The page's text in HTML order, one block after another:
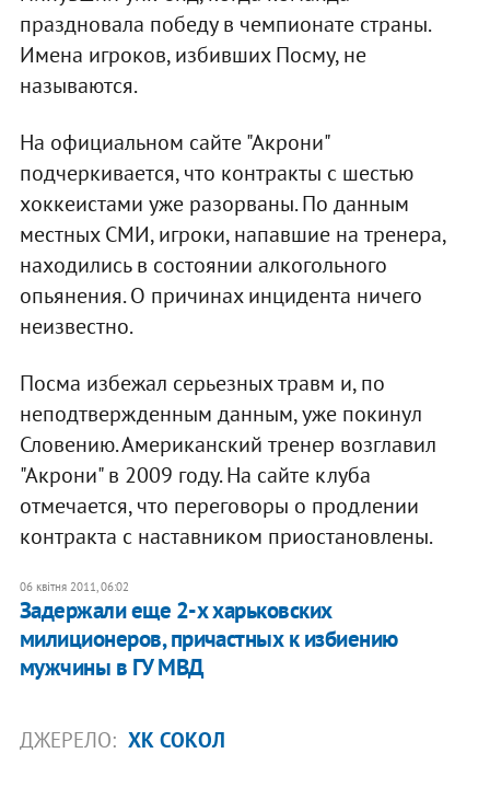
праздновала победу в чемпионате страны.
Имена игроков, избивших Посму, не
называются.
На официальном сайте "Акрони"
подчеркивается, что контракты с шестью
хоккеистами уже разорваны. По данным
местных СМИ, игроки, напавшие на тренера,
находились в состоянии алкогольного
опьянения. О причинах инцидента ничего
неизвестно.
Посма избежал серьезных травм и, по
неподтвержденным данным, уже покинул
Словению. Американский тренер возглавил
"Акрони" в 2009 году. На сайте клуба
отмечается, что переговоры о продлении
контракта с наставником приостановлены.
06 квітня 2011, 06:02
Задержали еще 2-х харьковских
милиционеров, причастных к избиению
мужчины в ГУ МВД
ДЖЕРЕЛО: ХК СОКОЛ